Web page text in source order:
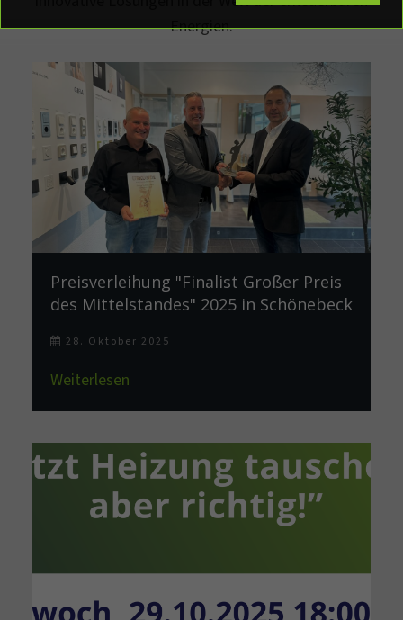
Ladelösungen für Zuhause
Photovoltaik
Smart Home
HOME Konfigurator
E-Mobilität
PV-Anlagen
Gebäudeautomation
Energien.
Preisverleihung "Finalist Großer Preis
des Mittelstandes" 2025 in Schönebeck
28. Oktober 2025
Weiterlesen